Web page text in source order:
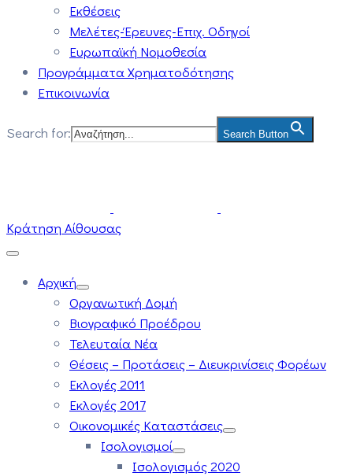
Εκθέσεις
Μελέτες-Έρευνες-Επιχ. Οδηγοί
Ευρωπαϊκή Νομοθεσία
Προγράμματα Χρηματοδότησης
Επικοινωνία
Search for: Search Button
Κράτηση Αίθουσας
Αρχική
Οργανωτική Δομή
Βιογραφικό Προέδρου
Τελευταία Νέα
Θέσεις – Προτάσεις – Διευκρινίσεις Φορέων
Εκλογές 2011
Εκλογές 2017
Οικονομικές Καταστάσεις
Ισολογισμοί
Ισολογισμός 2020